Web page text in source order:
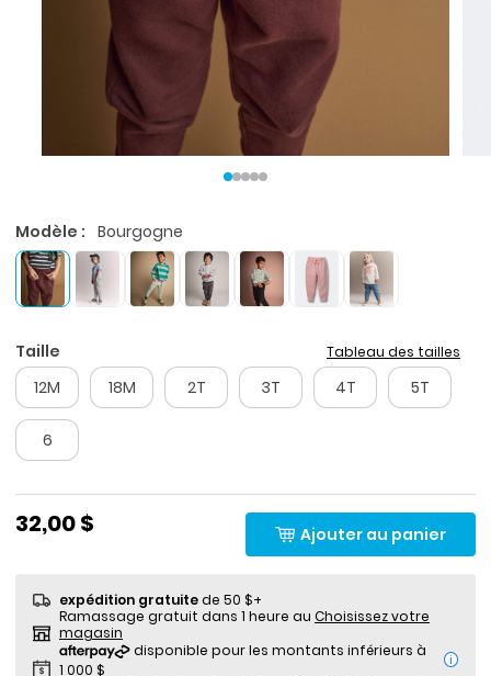
Modèle : Bourgogne
Taille Tableau des tailles
12M 18M 2T 3T 4T 5T
6
32,00 $ Ajouter au panier
expédition gratuitede 50 $+
Ramassage gratuit dans 1 heure au Choisissez votre
magasin
i